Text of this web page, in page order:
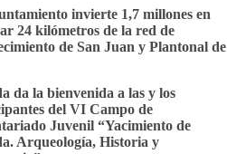
invierte 1,7 millones en
24 kilómetros de la red de
de San Juan y Plantonal de
da la bienvenida a las y los
del VI Campo de
Juvenil “Yacimiento de
Arqueología, Historia y